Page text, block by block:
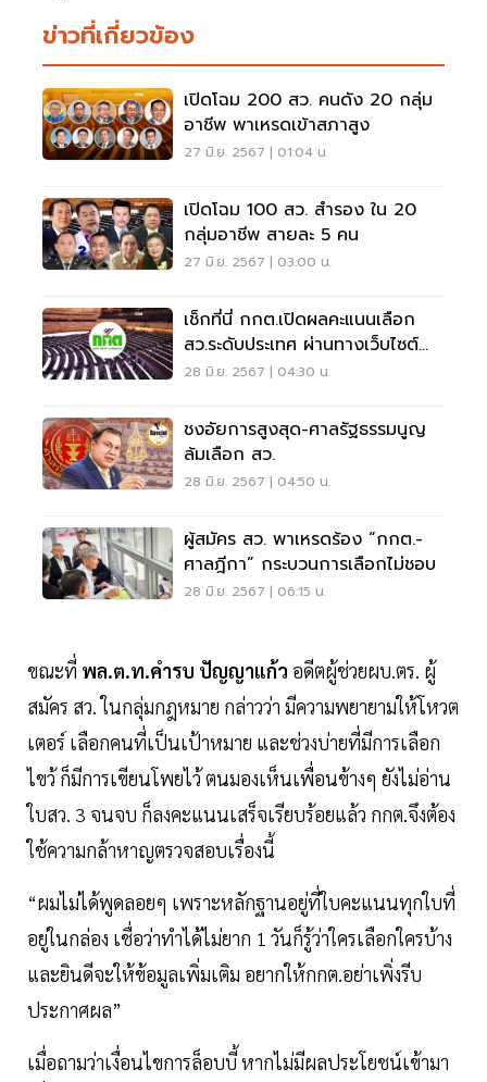
ข่าวที่เกี่ยวข้อง
เปิดโฉม 200 สว. คนดัง 20 กลุ่ม
อาชีพ พาเหรดเข้าสภาสูง
27 มิ.ย. 2567 | 01:04 น.
เปิดโฉม 100 สว. สำรอง ใน 20
กลุ่มอาชีพ สายละ 5 คน
27 มิ.ย. 2567 | 03:00 น.
เช็กที่นี่ กกต.เปิดผลคะแนนเลือก
สว.ระดับประเทศ ผ่านทางเว็บไซต์
แล้ว
28 มิ.ย. 2567 | 04:30 น.
ชงอัยการสูงสุด-ศาลรัฐธรรมนูญ
ล้มเลือก สว.
28 มิ.ย. 2567 | 04:50 น.
ผู้สมัคร สว. พาเหรดร้อง “กกต.-
ศาลฎีกา” กระบวนการเลือกไม่ชอบ
28 มิ.ย. 2567 | 06:15 น.
ขณะที่ พล.ต.ท.คำรบ ปัญญาแก้ว อดีตผู้ช่วยผบ.ตร. ผู้
สมัคร สว. ในกลุ่มกฎหมาย กล่าวว่า มีความพยายามให้โหวต
เตอร์ เลือกคนที่เป็นเป้าหมาย และช่วงบ่ายที่มีการเลือก
ไขว้ ก็มีการเขียนโพยไว้ ตนมองเห็นเพื่อนข้างๆ ยังไม่อ่าน
ใบสว. 3 จนจบ ก็ลงคะแนนเสร็จเรียบร้อยแล้ว กกต.จึงต้อง
ใช้ความกล้าหาญตรวจสอบเรื่องนี้
“ผมไม่ได้พูดลอยๆ เพราะหลักฐานอยู่ที่ใบคะแนนทุกใบที่
อยู่ในกล่อง เชื่อว่าทำได้ไม่ยาก 1 วันก็รู้ว่าใครเลือกใครบ้าง
และยินดีจะให้ข้อมูลเพิ่มเติม อยากให้กกต.อย่าเพิ่งรีบ
ประกาศผล”
เมื่อถามว่าเงื่อนไขการล็อบบี้ หากไม่มีผลประโยชน์เข้ามา